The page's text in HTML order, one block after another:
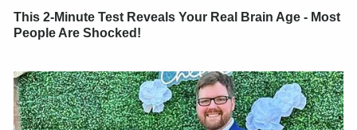
This 2-Minute Test Reveals Your Real Brain Age - Most
People Are Shocked!